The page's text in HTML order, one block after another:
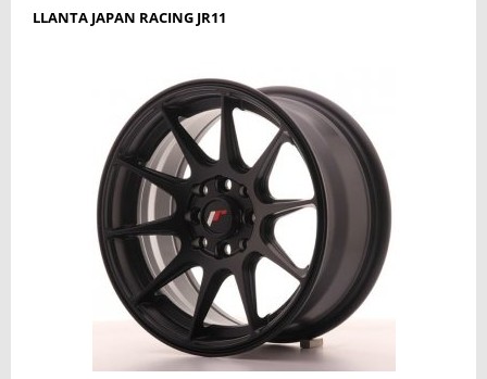
LLANTA JAPAN RACING JR11